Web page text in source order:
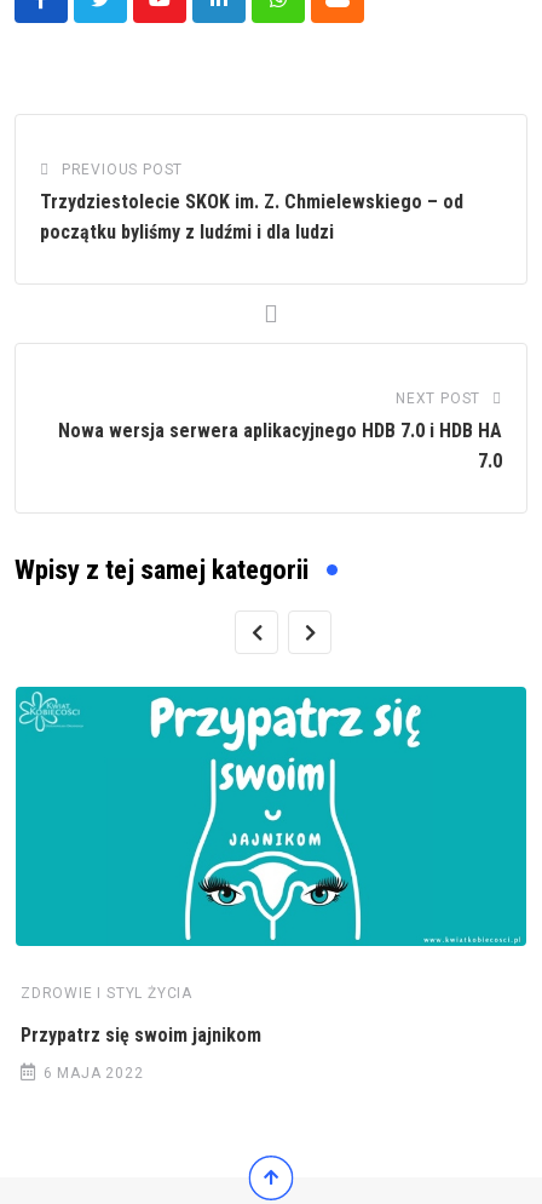
YoutubeLinkedInWhatsappCloud
PREVIOUS POST
Trzydziestolecie SKOK im. Z. Chmielewskiego – od
początku byliśmy z ludźmi i dla ludzi
NEXT POST
Nowa wersja serwera aplikacyjnego HDB 7.0 i HDB HA
7.0
Wpisy z tej samej kategorii
ZDROWIE I STYL ŻYCIA
Przypatrz się swoim jajnikom
6 MAJA 2022